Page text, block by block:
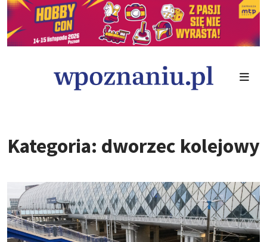
Kategoria: dworzec kolejowy